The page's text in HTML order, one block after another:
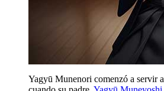
Yagyū Munenori comenzó a servir a